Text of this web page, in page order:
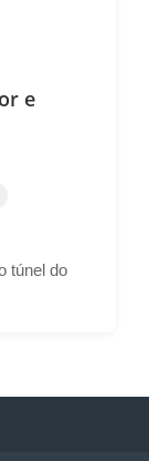
e
túnel do